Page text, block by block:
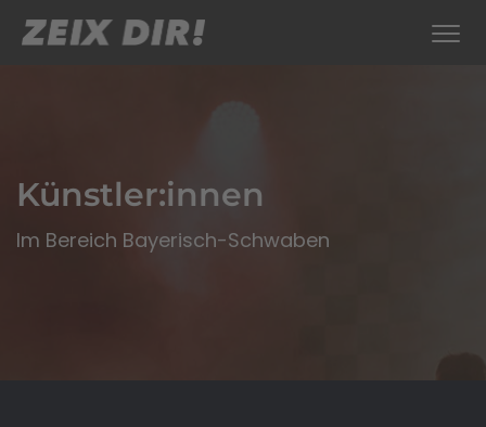
Künstler:innen
Im Bereich Bayerisch-Schwaben